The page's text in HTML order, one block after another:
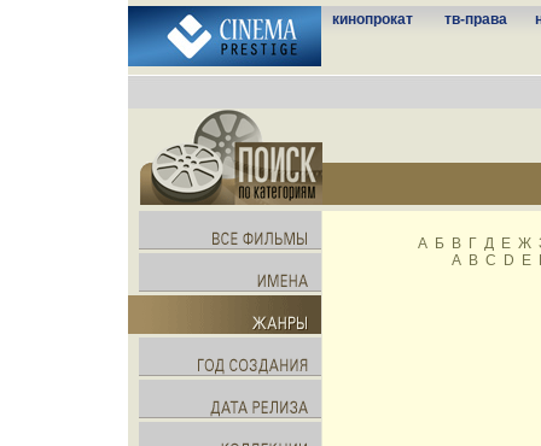
кинопрокат тв-права
А Б В Г Д Е Ж
A
B C D E